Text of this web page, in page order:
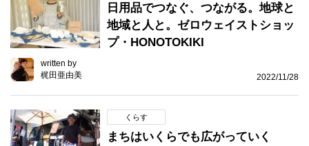
日用品でつなぐ、つながる。地球と
地域と人と。ゼロウェイストショッ
プ・HONOTOKIKI
written by
梶田亜由美
2022/11/28
くらす
まちはいくらでも広がっていく